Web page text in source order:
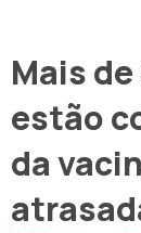
Mais
estão
da